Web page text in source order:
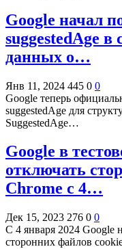
Google начал
suggestedAge
данных о…
Янв 11, 2024 445 0 0
Google теперь
suggestedAge для
SuggestedAge…
Google в
отключать
Chrome c 4…
Дек 15, 2023 276 0 0
С 4 января 2024 Google
сторонних файлов